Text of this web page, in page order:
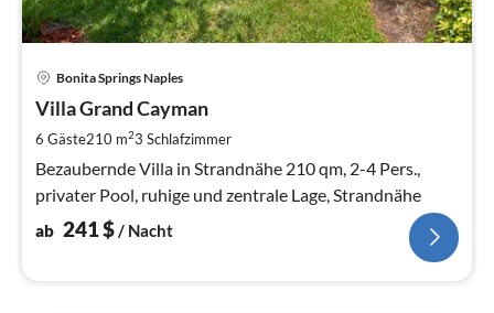
Bonita Springs Naples
Villa Grand Cayman
6 Gäste210 m23 Schlafzimmer
Bezaubernde Villa in Strandnähe 210 qm, 2-4 Pers.,
privater Pool, ruhige und zentrale Lage, Strandnähe
ab 241$/ Nacht